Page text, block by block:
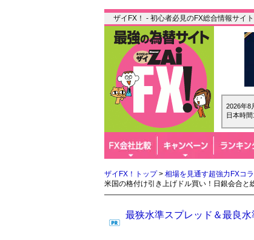
ザイFX！ - 初心者必見のFX総合情報サイト
2026年8
日本時
ザイFX！トップ> 相場を見通す超強力FXコ
米国の格付け引き上げドル買い！日銀会合と
最狭水準スプレッド＆最良